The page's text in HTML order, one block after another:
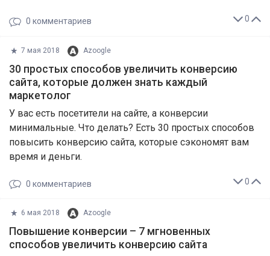
0
0 комментариев
7 мая 2018 Azoogle
30 простых способов увеличить конверсию
сайта, которые должен знать каждый
маркетолог
У вас есть посетители на сайте, а конверсии
минимальные. Что делать? Есть 30 простых способов
повысить конверсию сайта, которые сэкономят вам
время и деньги.
0
0 комментариев
6 мая 2018 Azoogle
Повышение конверсии – 7 мгновенных
способов увеличить конверсию сайта